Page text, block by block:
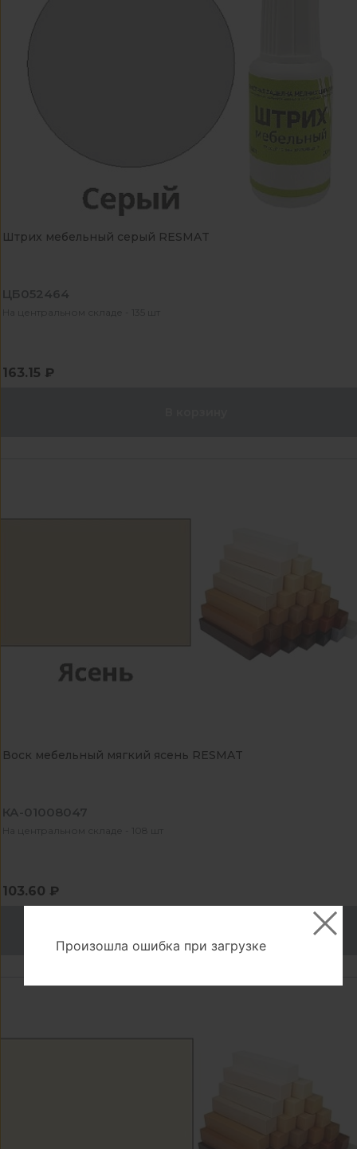
Штрих мебельный серый RESMAT
ЦБ052464
На центральном складе - 135 шт
163.15 ₽
Воск мебельный мягкий ясень RESMAT
КА-01008047
На центральном складе - 108 шт
103.60 ₽
Произошла ошибка при загрузке